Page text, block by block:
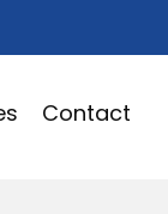
Contact